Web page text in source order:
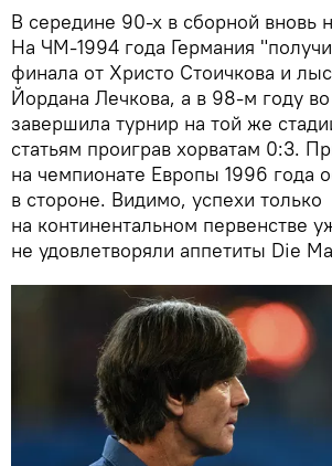
В середине 90-х в сборной вновь
На ЧМ-1994 года Германия
финала от Христо Стоичкова и
Йордана Лечкова, а в 98-м году
завершила турнир на той же
статьям проиграв хорватам 0:3.
на чемпионате Европы 1996 года
в стороне. Видимо, успехи только
на континентальном первенстве
не удовлетворяли аппетиты Die